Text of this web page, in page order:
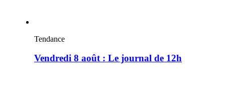
Tendance
Vendredi 8 août : Le journal de 12h